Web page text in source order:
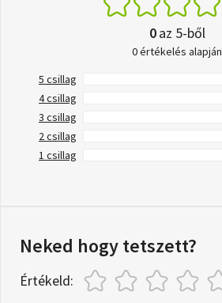
0az 5-ből
0 értékelés alapján
5 csillag
4 csillag
3 csillag
2 csillag
1 csillag
Neked hogy tetszett?
Értékeld: